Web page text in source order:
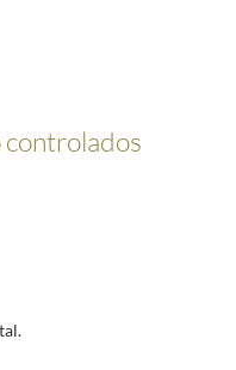
controlados